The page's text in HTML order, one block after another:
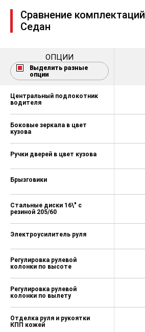
Сравнение
Седан
ОПЦИИ
Выделить разные
опции
Центральный подлокотник
водителя
Боковые зеркала в цвет
кузова
Ручки дверей в цвет кузова
Брызговики
Стальные диски 16\" с
резиной 205/60
Электроусилитель руля
Регулировка рулевой
колонки по высоте
Регулировка рулевой
колонки по вылету
Отделка руля и рукоятки
КПП кожей